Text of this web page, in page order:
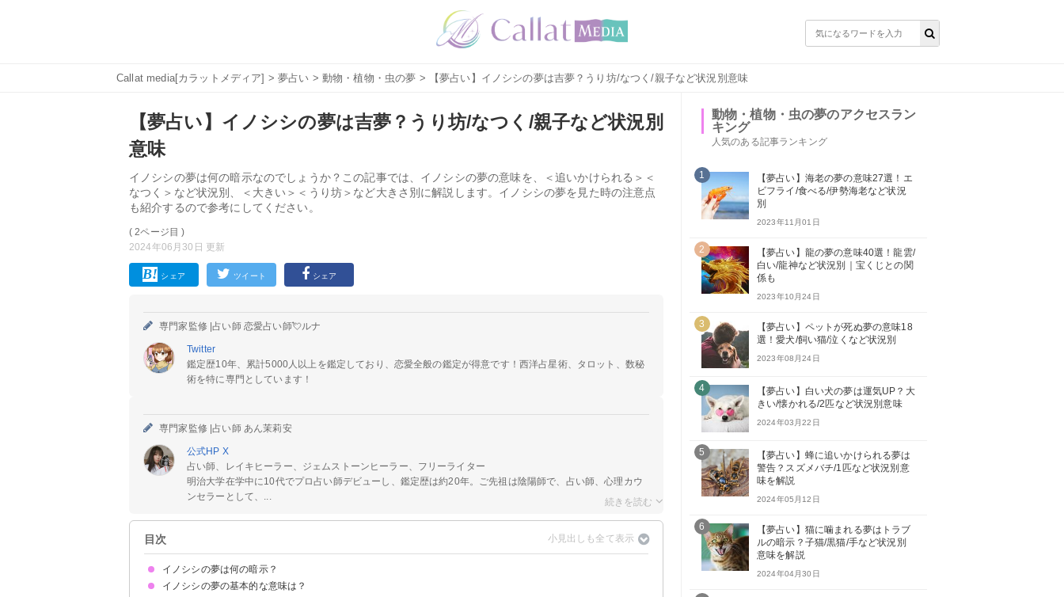
Callat media[カラットメディア] >夢占い > 動物・植物・虫の夢 > 【夢占い】イノシシの夢は吉夢？うり坊/なつく/親子など状況別意味
【夢占い】イノシシの夢は吉夢？うり坊/なつく/親子など状況別
意味
イノシシの夢は何の暗示なのでしょうか？この記事では、イノシシの夢の意味を、＜追いかけられる＞＜
なつく＞など状況別、＜大きい＞＜うり坊＞など大きさ別に解説します。イノシシの夢を見た時の注意点
も紹介するので参考にしてください。
( 2ページ目 )
2024年06月30日 更新
シェア ツイート シェア
専門家監修 |占い師 恋愛占い師💘ルナ
Twitter
鑑定歴10年、累計5000人以上を鑑定しており、恋愛全般の鑑定が得意です！西洋占星術、タロット、数秘
術を特に専門としています！
専門家監修 |占い師 あん茉莉安
公式HP X
占い師、レイキヒーラー、ジェムストーンヒーラー、フリーライター
明治大学在学中に10代でプロ占い師デビューし、鑑定歴は約20年。ご先祖は陰陽師で、占い師、心理カウ
ンセラーとして、...
目次
イノシシの夢は何の暗示？
イノシシの夢の基本的な意味は？
動物・植物・虫の夢のアクセスラン
キング
人気のある記事ランキング
1
【夢占い】海老の夢の意味27選！エ
ビフライ/食べる/伊勢海老など状況
別
2023年11月01日
2
【夢占い】龍の夢の意味40選！龍雲/
白い/龍神など状況別｜宝くじとの関
係も
2023年10月24日
3
【夢占い】ペットが死ぬ夢の意味18
選！愛犬/飼い猫/泣くなど状況別
2023年08月24日
4
【夢占い】白い犬の夢は運気UP？大
きい/懐かれる/2匹など状況別意味
2024年03月22日
5
【夢占い】蜂に追いかけられる夢は
警告？スズメバチ/1匹など状況別意
味を解説
2024年05月12日
6
【夢占い】猫に噛まれる夢はトラブ
ルの暗示？子猫/黒猫/手など状況別
意味を解説
2024年04月30日